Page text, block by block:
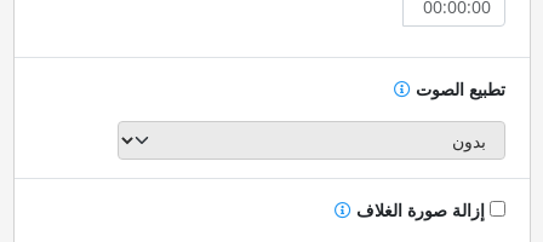
تطبيع الصوت
إزالة صورة الغلاف